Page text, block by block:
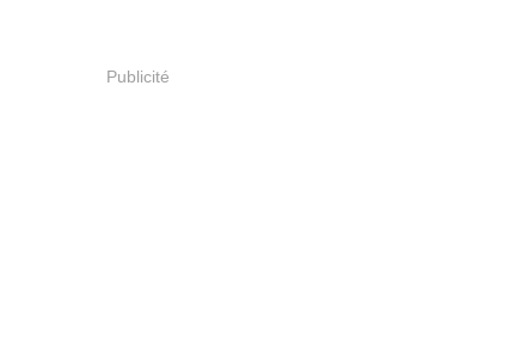
Publicité